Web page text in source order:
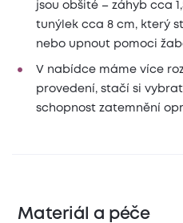
jsou obšité – záhyb cca
tunýlek cca 8 cm, který
nebo upnout pomoci
V nabídce máme více
provedení, stačí si
schopnost zatemnění
Materiál a péče